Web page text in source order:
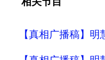
【真相广播稿】